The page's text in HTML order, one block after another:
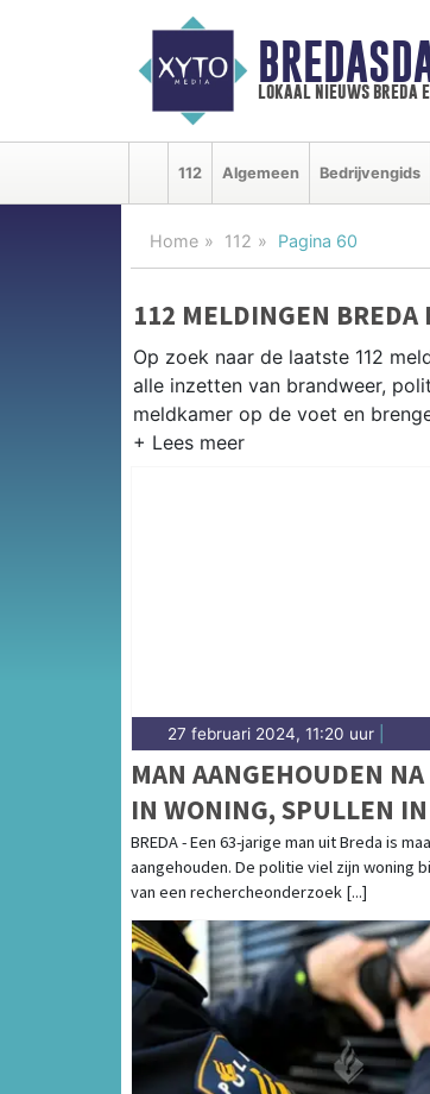
lokaal nieuws breda
112 Algemeen Bedrijvengids
Home 112 Pagina 60
112 MELDINGEN BREDA
Op zoek naar de laatste 112
alle inzetten van brandweer,
meldkamer op de voet en
Van incidenten op de A16 en
27 februari 2024, 11:20 uur
MAN AANGEHOUDEN
IN WONING, SPULLEN
GENOMEN
BREDA - Een 63-jarige man uit Breda is
aangehouden. De politie viel zijn woning
van een rechercheonderzoek [...]